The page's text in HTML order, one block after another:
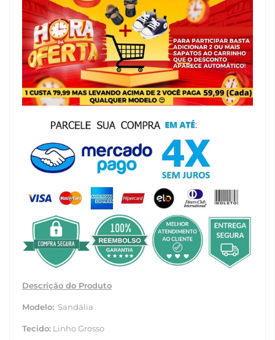
Descrição do Produto
Modelo: Sandália
Tecido: Linho Grosso